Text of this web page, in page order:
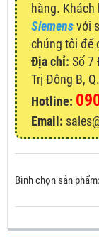
hàng.
Siemensvới
chúng tôi để
Địa chỉ: Số 7
Trị Đông B,
Hotline:
Email:
Bình chọn sản phẩm: